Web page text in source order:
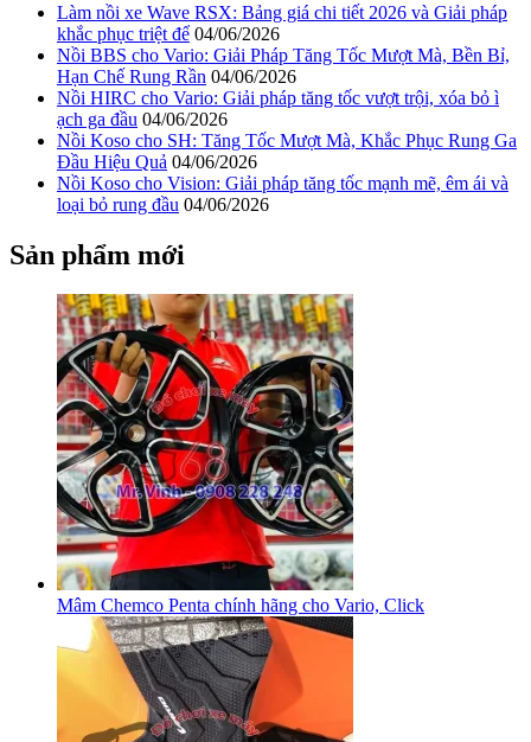
Làm nồi xe Wave RSX: Bảng giá chi tiết 2026 và Giải pháp
khắc phục triệt để 04/06/2026
Nồi BBS cho Vario: Giải Pháp Tăng Tốc Mượt Mà, Bền Bỉ,
Hạn Chế Rung Rần 04/06/2026
Nồi HIRC cho Vario: Giải pháp tăng tốc vượt trội, xóa bỏ ì
ạch ga đầu 04/06/2026
Nồi Koso cho SH: Tăng Tốc Mượt Mà, Khắc Phục Rung Ga
Đầu Hiệu Quả 04/06/2026
Nồi Koso cho Vision: Giải pháp tăng tốc mạnh mẽ, êm ái và
loại bỏ rung đầu 04/06/2026
Sản phẩm mới
Mâm Chemco Penta chính hãng cho Vario, Click